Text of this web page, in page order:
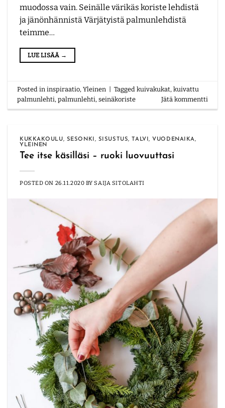
muodossa vain. Seinälle värikäs koriste lehdistä
ja jänönhännistä Värjätyistä palmunlehdistä
teimme…
LUE LISÄÄ →
Posted ininspiraatio,Yleinen Taggedkuivakukat,kuivattu
palmunlehti,palmunlehti,seinäkoriste Jätä kommentti
KUKKAKOULU, SESONKI , SISUSTUS, TALVI, VUODENAIKA,
YLEINEN
Tee itse käsilläsi – ruoki luovuuttasi
POSTED ON 26.11.2020 BYSAIJA SITOLAHTI